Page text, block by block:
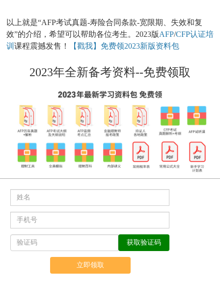
以上就是“AFP考试真题-寿险合同条款-宽限期、失效和复
效”的介绍，希望可以帮助各位考生。2023版AFP/CFP认证培
训 课程震撼发售！ 【戳我】免费领2023新版资料包
2023年全新备考资料--免费领取
立即领取